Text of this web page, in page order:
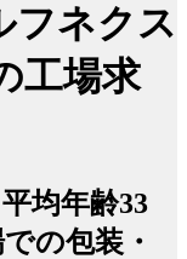
フネクス
工場求
均年齢33
の包装・